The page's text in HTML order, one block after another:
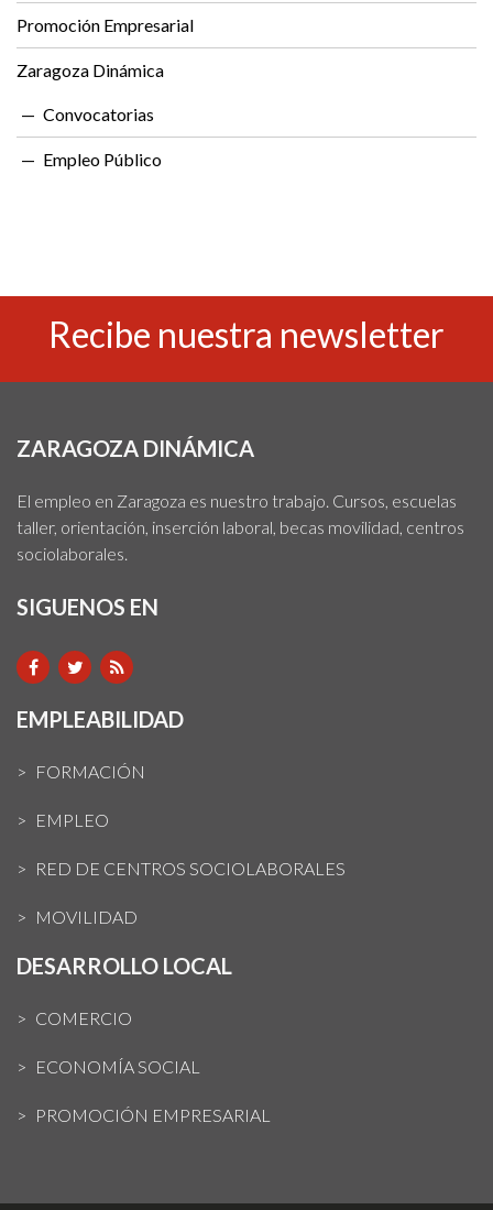
Promoción Empresarial
Zaragoza Dinámica
Convocatorias
Empleo Público
Recibe nuestra newsletter
ZARAGOZA DINÁMICA
El empleo en Zaragoza es nuestro trabajo. Cursos, escuelas
taller, orientación, inserción laboral, becas movilidad, centros
sociolaborales.
SIGUENOS EN
EMPLEABILIDAD
FORMACIÓN
EMPLEO
RED DE CENTROS SOCIOLABORALES
MOVILIDAD
DESARROLLO LOCAL
COMERCIO
ECONOMÍA SOCIAL
PROMOCIÓN EMPRESARIAL